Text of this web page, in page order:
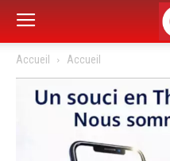
Accueil Accueil